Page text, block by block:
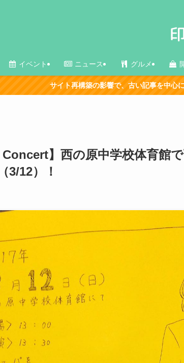
イベント ニュース グルメ
の影響で、古い記事を中心に表示が崩れている箇所が
Concert】西の原中学校体育館
3/12）！